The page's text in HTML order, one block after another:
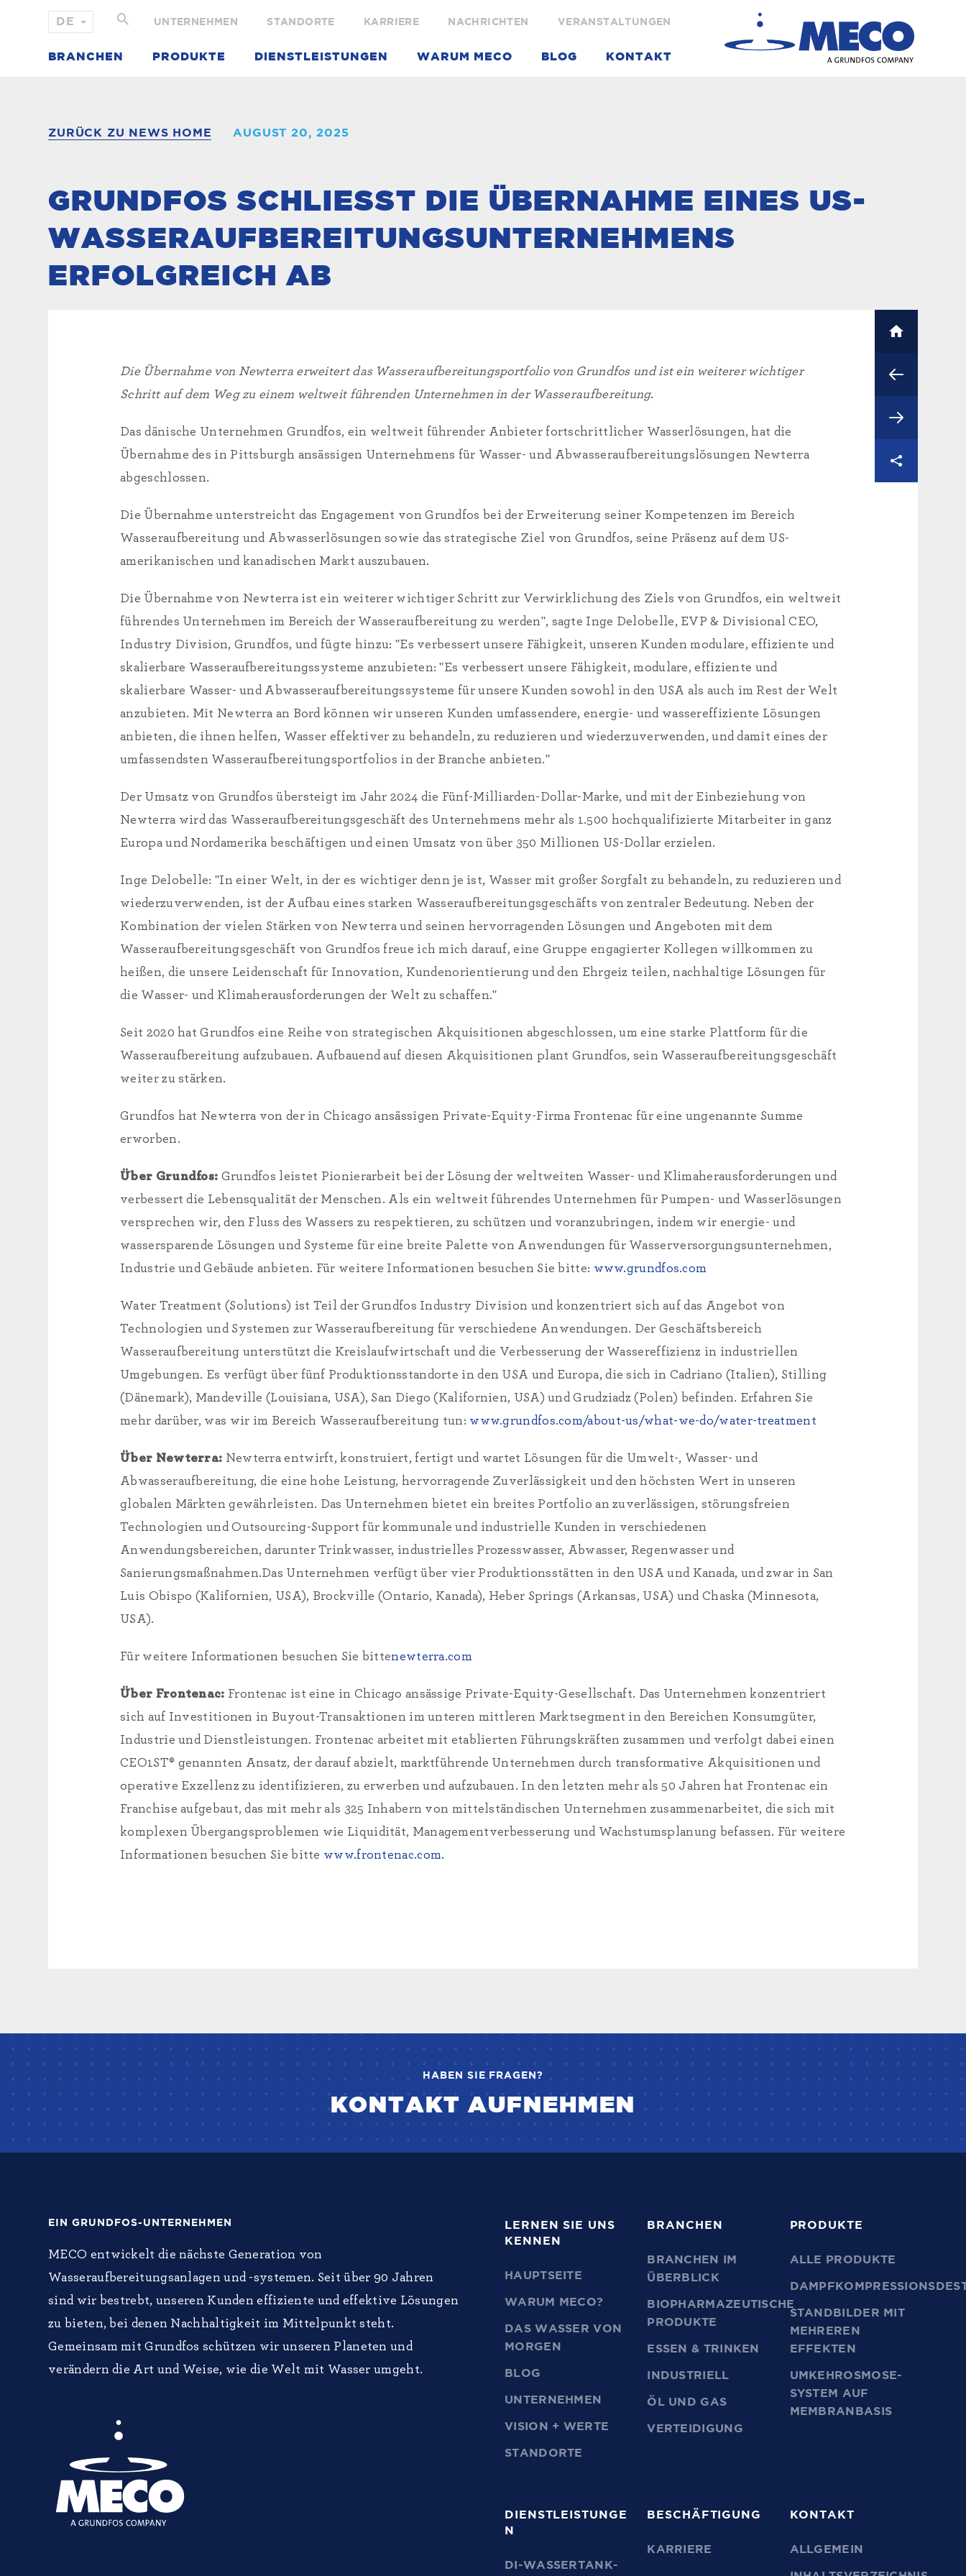
UNTERNEHMEN STANDORTE KARRIERE NACHRICHTEN VERANSTALTUNGEN
BRANCHEN PRODUKTE DIENSTLEISTUNGEN WARUM MECO BLOG KONTAKT
ZURÜCK ZU NEWS HOME AUGUST 20, 2025
GRUNDFOS SCHLIESST DIE ÜBERNAHME EINES US-W
ASSERAUFBEREITUNGSUNTERNEHMENS E
RFOLGREICH AB
Die Übernahme von Newterra erweitert das Wasseraufbereitungsportfolio von Grundfos und ist ein weiterer wichtiger
Schritt auf dem Weg zu einem weltweit führenden Unternehmen in der Wasseraufbereitung.
Das dänische Unternehmen Grundfos, ein weltweit führender Anbieter fortschrittlicher Wasserlösungen, hat die
Übernahme des in Pittsburgh ansässigen Unternehmens für Wasser- und Abwasseraufbereitungslösungen Newterra
abgeschlossen.
Die Übernahme unterstreicht das Engagement von Grundfos bei der Erweiterung seiner Kompetenzen im Bereich
Wasseraufbereitung und Abwasserlösungen sowie das strategische Ziel von Grundfos, seine Präsenz auf dem US-
amerikanischen und kanadischen Markt auszubauen.
Die Übernahme von Newterra ist ein weiterer wichtiger Schritt zur Verwirklichung des Ziels von Grundfos, ein weltweit
führendes Unternehmen im Bereich der Wasseraufbereitung zu werden", sagte Inge Delobelle, EVP & Divisional CEO,
Industry Division, Grundfos, und fügte hinzu: "Es verbessert unsere Fähigkeit, unseren Kunden modulare, effiziente und
skalierbare Wasseraufbereitungssysteme anzubieten: "Es verbessert unsere Fähigkeit, modulare, effiziente und
skalierbare Wasser- und Abwasseraufbereitungssysteme für unsere Kunden sowohl in den USA als auch im Rest der Welt
anzubieten. Mit Newterra an Bord können wir unseren Kunden umfassendere, energie- und wassereffiziente Lösungen
anbieten, die ihnen helfen, Wasser effektiver zu behandeln, zu reduzieren und wiederzuverwenden, und damit eines der
umfassendsten Wasseraufbereitungsportfolios in der Branche anbieten."
Der Umsatz von Grundfos übersteigt im Jahr 2024 die Fünf-Milliarden-Dollar-Marke, und mit der Einbeziehung von
Newterra wird das Wasseraufbereitungsgeschäft des Unternehmens mehr als 1.500 hochqualifizierte Mitarbeiter in ganz
Europa und Nordamerika beschäftigen und einen Umsatz von über 350 Millionen US-Dollar erzielen.
Inge Delobelle: "In einer Welt, in der es wichtiger denn je ist, Wasser mit großer Sorgfalt zu behandeln, zu reduzieren und
wiederzuverwenden, ist der Aufbau eines starken Wasseraufbereitungsgeschäfts von zentraler Bedeutung. Neben der
Kombination der vielen Stärken von Newterra und seinen hervorragenden Lösungen und Angeboten mit dem
Wasseraufbereitungsgeschäft von Grundfos freue ich mich darauf, eine Gruppe engagierter Kollegen willkommen zu
heißen, die unsere Leidenschaft für Innovation, Kundenorientierung und den Ehrgeiz teilen, nachhaltige Lösungen für
die Wasser- und Klimaherausforderungen der Welt zu schaffen."
Seit 2020 hat Grundfos eine Reihe von strategischen Akquisitionen abgeschlossen, um eine starke Plattform für die
Wasseraufbereitung aufzubauen. Aufbauend auf diesen Akquisitionen plant Grundfos, sein Wasseraufbereitungsgeschäft
weiter zu stärken.
Grundfos hat Newterra von der in Chicago ansässigen Private-Equity-Firma Frontenac für eine ungenannte Summe
erworben.
Über Grundfos: Grundfos leistet Pionierarbeit bei der Lösung der weltweiten Wasser- und Klimaherausforderungen und
verbessert die Lebensqualität der Menschen. Als ein weltweit führendes Unternehmen für Pumpen- und Wasserlösungen
versprechen wir, den Fluss des Wassers zu respektieren, zu schützen und voranzubringen, indem wir energie- und
wassersparende Lösungen und Systeme für eine breite Palette von Anwendungen für Wasserversorgungsunternehmen,
Industrie und Gebäude anbieten. Für weitere Informationen besuchen Sie bitte: www.grundfos.com
Water Treatment (Solutions) ist Teil der Grundfos Industry Division und konzentriert sich auf das Angebot von
Technologien und Systemen zur Wasseraufbereitung für verschiedene Anwendungen. Der Geschäftsbereich
Wasseraufbereitung unterstützt die Kreislaufwirtschaft und die Verbesserung der Wassereffizienz in industriellen
Umgebungen. Es verfügt über fünf Produktionsstandorte in den USA und Europa, die sich in Cadriano (Italien), Stilling
(Dänemark), Mandeville (Louisiana, USA), San Diego (Kalifornien, USA) und Grudziadz (Polen) befinden. Erfahren Sie
mehr darüber, was wir im Bereich Wasseraufbereitung tun: www.grundfos.com/about-us/what-we-do/water-treatment
Über Newterra: Newterra entwirft, konstruiert, fertigt und wartet Lösungen für die Umwelt-, Wasser- und
Abwasseraufbereitung, die eine hohe Leistung, hervorragende Zuverlässigkeit und den höchsten Wert in unseren
globalen Märkten gewährleisten. Das Unternehmen bietet ein breites Portfolio an zuverlässigen, störungsfreien
Technologien und Outsourcing-Support für kommunale und industrielle Kunden in verschiedenen
Anwendungsbereichen, darunter Trinkwasser, industrielles Prozesswasser, Abwasser, Regenwasser und
Sanierungsmaßnahmen.Das Unternehmen verfügt über vier Produktionsstätten in den USA und Kanada, und zwar in San
Luis Obispo (Kalifornien, USA), Brockville (Ontario, Kanada), Heber Springs (Arkansas, USA) und Chaska (Minnesota,
USA).
Für weitere Informationen besuchen Sie bittenewterra.com
Über Frontenac: Frontenac ist eine in Chicago ansässige Private-Equity-Gesellschaft. Das Unternehmen konzentriert
sich auf Investitionen in Buyout-Transaktionen im unteren mittleren Marktsegment in den Bereichen Konsumgüter,
Industrie und Dienstleistungen. Frontenac arbeitet mit etablierten Führungskräften zusammen und verfolgt dabei einen
CEO1ST® genannten Ansatz, der darauf abzielt, marktführende Unternehmen durch transformative Akquisitionen und
operative Exzellenz zu identifizieren, zu erwerben und aufzubauen. In den letzten mehr als 50 Jahren hat Frontenac ein
Franchise aufgebaut, das mit mehr als 325 Inhabern von mittelständischen Unternehmen zusammenarbeitet, die sich mit
komplexen Übergangsproblemen wie Liquidität, Managementverbesserung und Wachstumsplanung befassen. Für weitere
Informationen besuchen Sie bitte www.frontenac.com.
HABEN SIE FRAGEN?
KONTAKT AUFNEHMEN
LERNEN SIE UNS
KENNEN
HAUPTSEITE
WARUM MECO?
DAS WASSER VON
MORGEN
BLOG
UNTERNEHMEN
VISION + WERTE
STANDORTE
BRANCHEN
BRANCHEN IM
ÜBERBLICK
BIOPHARMAZEUTISCHE
PRODUKTE
ESSEN & TRINKEN
INDUSTRIELL
ÖL UND GAS
VERTEIDIGUNG
PRODUKTE
ALLE PRODUKTE
STANDBILDER MIT
MEHREREN
EFFEKTEN
UMKEHROSMOSE-
SYSTEM AUF
MEMBRANBASIS
DIENSTLEISTUNGE
N
DI-WASSERTANK-
BESCHÄFTIGUNG
KARRIERE
KONTAKT
ALLGEMEIN
EIN GRUNDFOS-UNTERNEHMEN
MECO entwickelt die nächste Generation von
Wasseraufbereitungsanlagen und -systemen. Seit über 90 Jahren
sind wir bestrebt, unseren Kunden effiziente und effektive Lösungen
zu bieten, bei denen Nachhaltigkeit im Mittelpunkt steht.
Gemeinsam mit Grundfos schützen wir unseren Planeten und
verändern die Art und Weise, wie die Welt mit Wasser umgeht.